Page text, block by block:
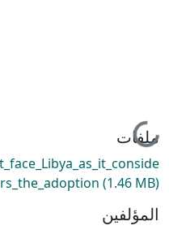
جاري التحميل...
ملفات
rs_the_adoption (1.46 MB)
المؤلفين